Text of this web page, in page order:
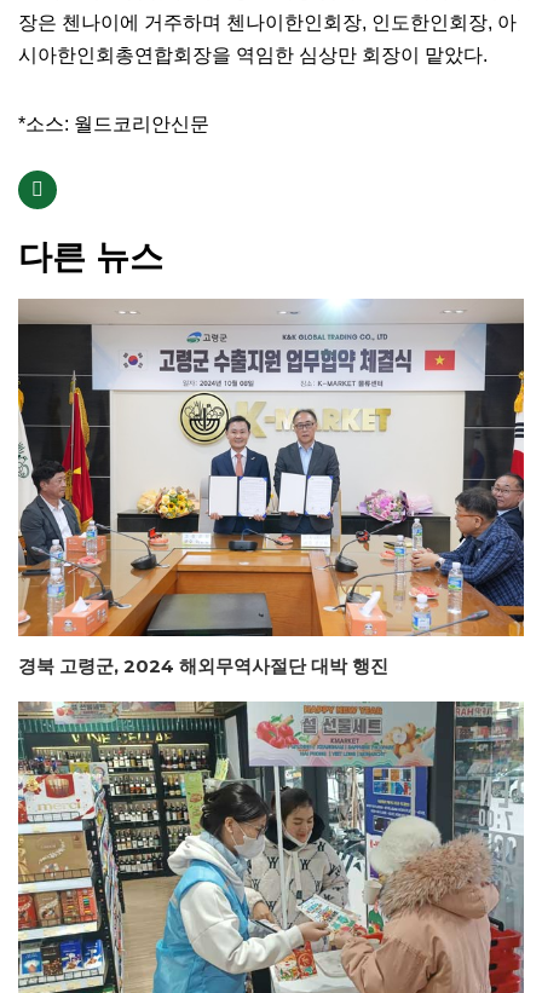
장은 첸나이에 거주하며 첸나이한인회장, 인도한인회장, 아
시아한인회총연합회장을 역임한 심상만 회장이 맡았다.
*소스: 월드코리안신문
다른 뉴스
경북 고령군, 2024 해외무역사절단 대박 행진